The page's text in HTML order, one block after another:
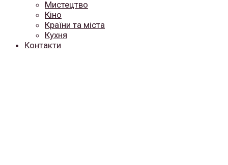
Мистецтво
Кіно
Країни та міста
Кухня
Контакти